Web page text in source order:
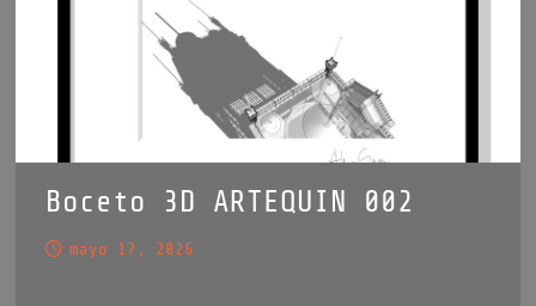
Boceto 3D ARTEQUIN 002
mayo 17, 2026